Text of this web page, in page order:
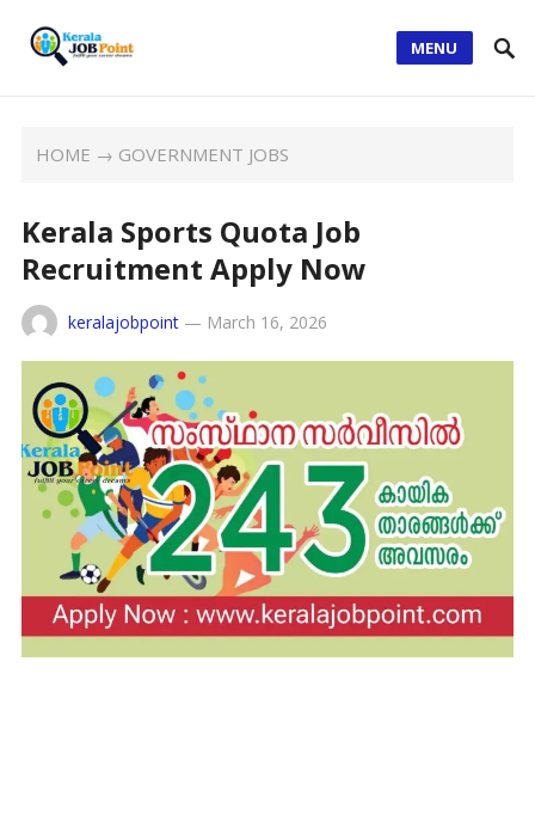
MENU
HOME → GOVERNMENT JOBS
Kerala Sports Quota Job
Recruitment Apply Now
keralajobpoint— March 16, 2026